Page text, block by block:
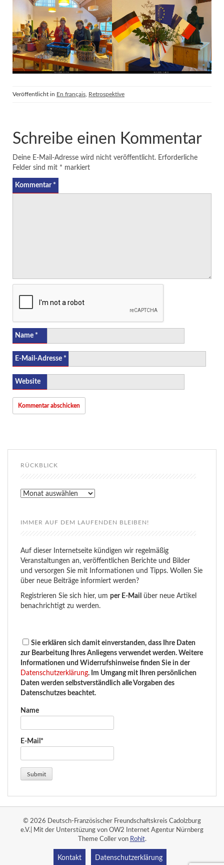
Veröffentlicht in En français Retrospektive
Schreibe einen Kommentar
Deine E-Mail-Adresse wird nicht veröffentlicht. Erforderliche
Felder sind mit * markiert
Kommentar *
Name *
E-Mail-Adresse *
Website
RÜCKBLICK
Rückblick
IMMER AUF DEM LAUFENDEN BLEIBEN!
Auf dieser Internetseite kündigen wir regelmäßig
Veranstaltungen an, veröffentlichen Berichte und Bilder
und versorgen Sie mit Informationen und Tipps. Wollen Sie
über neue Beiträge informiert werden?
Registrieren Sie sich hier, um per E-Mail
über neue Artikel
benachrichtigt zu werden.
Sie erklären sich damit einverstanden, dass Ihre Daten
zur Bearbeitung Ihres Anliegens verwendet werden. Weitere
Informationen und Widerrufshinweise finden Sie in der
Datenschutzerklärung. Im Umgang mit Ihren persönlichen
Daten werden selbstverständlich alle Vorgaben des
Datenschutzes beachtet.
Name
E-Mail*
© 2026 Deutsch-Französischer Freundschaftskreis Cadolzburg
e.V.| Mit der Unterstüzung von OW2 Internet Agentur Nürnberg
Theme Coller von Rohit.
Kontakt Datenschutzerklärung